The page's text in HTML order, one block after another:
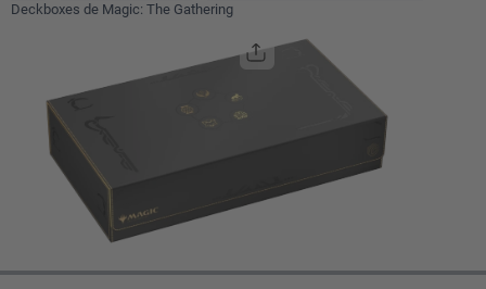
Deckboxes de Magic: The Gathering